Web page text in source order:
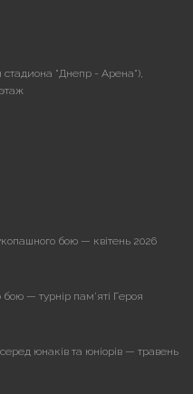
стадиона "Днепр - Арена"),
бою — квітень 2026
— турнір пам’яті Героя
юнаків та юніорів — травень